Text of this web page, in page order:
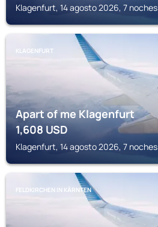
Klagenfurt, 14 agosto 2026, 7 noches
KLAGENFURT
Apart of me Klagenfurt
1,608USD
Klagenfurt, 14 agosto 2026, 7 noches
FELDKIRCHEN IN KÄRNTEN